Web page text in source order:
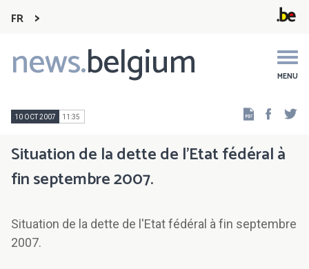
FR
news.belgium MENU
Main
navigation
10 OCT 2007 11:35
Situation de la dette de l'Etat fédéral à
fin septembre 2007.
Situation de la dette de l'Etat fédéral à fin septembre
2007.